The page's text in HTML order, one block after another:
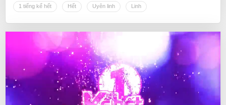
1 tiếng kể hết Hết Uyên linh Linh